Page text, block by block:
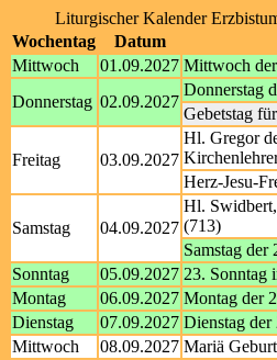
Liturgischer Kalender
Wochentag
Datum
Mittwoch
01.09.2027 Mittwoch
Donnerstag 02.09.2027
Donnerstag
Gebetstag
Freitag 03.09.2027
Hl. Gregor
Herz-Jesu-
Samstag 04.09.2027
Hl.
(713)
Samstag der
Sonntag
05.09.2027 23. Sonntag
Montag
06.09.2027 Montag der
Dienstag
07.09.2027 Dienstag der
Mittwoch
08.09.2027 Mariä Geburt